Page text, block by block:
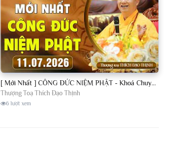
[ Mới Nhất ] CÔNG ĐỨC NIỆM PHẬT - Khoá Chuyên Tu Chùa Khai Nguyên 11/07/2026 | TT. Thích Đạo Thịnh
Thượng Toạ Thích Đạo Thịnh
6 lượt xem